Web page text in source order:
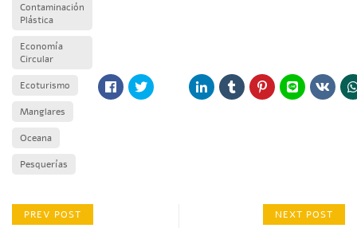
Contaminación
Plástica
Economía
Circular
Ecoturismo
Manglares
Oceana
Pesquerías
PREV POST NEXT POST